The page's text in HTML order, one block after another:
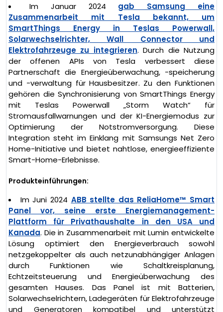
Im Januar 2024 gab Samsung eine
Zusammenarbeit mit Tesla bekannt, um
SmartThings Energy in Teslas Powerwall,
Solarwechselrichter, Wall Connector und
Elektrofahrzeuge zu integrieren. Durch die Nutzung
der offenen APIs von Tesla verbessert diese
Partnerschaft die Energieüberwachung, -speicherung
und -verwaltung für Hausbesitzer. Zu den Funktionen
gehören die Synchronisierung von SmartThings Energy
mit Teslas Powerwall „Storm Watch“ für
Stromausfallwarnungen und der KI-Energiemodus zur
Optimierung der Notstromversorgung. Diese
Integration steht im Einklang mit Samsungs Net Zero
Home-Initiative und bietet nahtlose, energieeffiziente
Smart-Home-Erlebnisse.
Produkteinführungen:
Im Juni 2024 ABB stellte das ReliaHome™ Smart
Panel vor, seine erste Energiemanagement-
Plattform für Privathaushalte in den USA und
Kanada. Die in Zusammenarbeit mit Lumin entwickelte
Lösung optimiert den Energieverbrauch sowohl
netzgekoppelter als auch netzunabhängiger Anlagen
durch Funktionen wie Schaltkreisplanung,
Echtzeitsteuerung und Energieüberwachung des
gesamten Hauses. Das Panel ist mit Batterien,
Solarwechselrichtern, Ladegeräten für Elektrofahrzeuge
und Generatoren kompatibel und unterstützt